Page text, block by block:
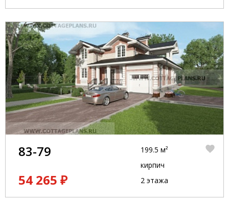
83-79
54 265 ₽
199.5 м²
кирпич
2 этажа